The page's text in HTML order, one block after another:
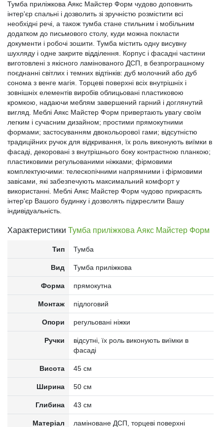
Тумба приліжкова Аякс Майстер Форм чудово доповнить
інтер'єр спальні і дозволить зі зручністю розмістити всі
необхідні речі, а також тумба стане стильним і мобільним
додатком до письмового столу, куди можна покласти
документи і робочі зошити. Тумба містить одну висувну
шухляду і одне закрите відділення. Корпус і фасадні частини
виготовлені з якісного ламінованого ДСП, в безпрограшному
поєднанні світлих і темних відтінків: дуб молочний або дуб
сонома з венге магія. Торцеві поверхні всіх внутрішніх і
зовнішніх елементів виробів облицьовані пластиковою
кромкою, надаючи меблям завершений гарний і доглянутий
вигляд. Меблі Аякс Майстер Форм привертають увагу своїм
легким і сучасним дизайном; простими прямокутними
формами; застосуванням двокольорової гами; відсутністю
традиційних ручок для відкривання, їх роль виконують виїмки в
фасаді, декоровані з внутрішнього боку контрастною планкою;
пластиковими регульованими ніжками; фірмовими
комплектуючими: телескопічними напрямними і фірмовими
завісами, які забезпечують максимальний комфорт у
використанні. Меблі Аякс Майстер Форм чудово прикрасять
інтер'єр Вашого будинку і дозволять підкреслити Вашу
індивідуальність.
Характеристики Тумба приліжкова Аякс Майстер Форм
Тип Тумба
Вид Тумба приліжкова
Форма прямокутна
Монтаж підлоговий
Опори регульовані ніжки
Ручки
відсутні, їх роль виконують виїмки в
фасаді
Висота 45 см
Ширина 50 см
Глибина 43 см
Матеріал
ламіноване ДСП, торцеві поверхні